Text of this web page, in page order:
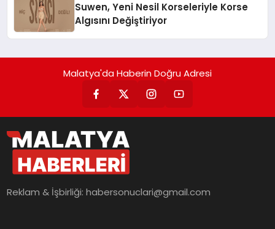
Suwen, Yeni Nesil Korseleriyle Korse
Algısını Değiştiriyor
Malatya'da Haberin Doğru Adresi
Reklam & İşbirliği:habersonuclari@gmail.com